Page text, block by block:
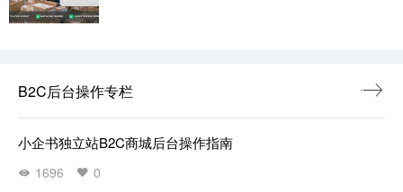
B2C后台操作专栏
小企书独立站B2C商城后台操作指南
1696 0